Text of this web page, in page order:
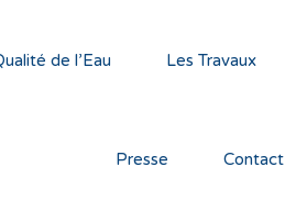
de l’Eau Les Travaux
Presse Contact